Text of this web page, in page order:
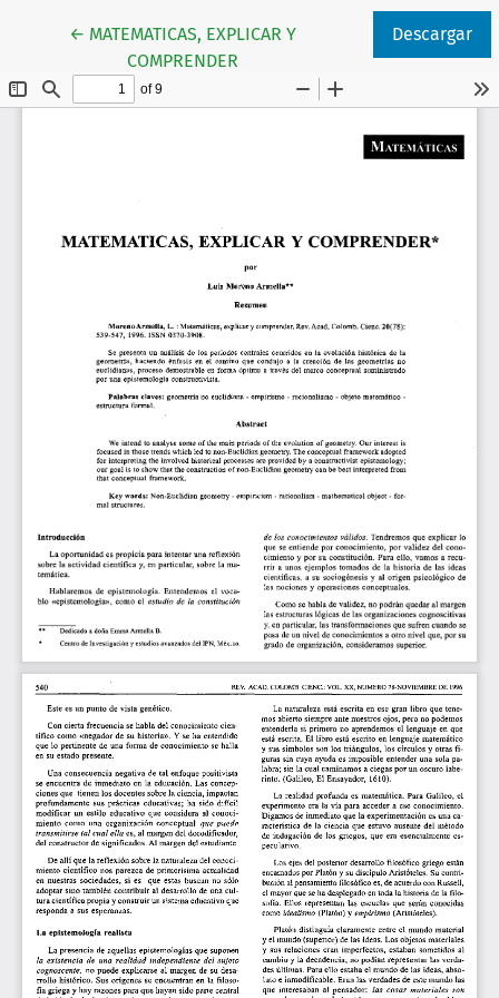
← Volver a los detalles del artículo
MATEMATICAS, EXPLICAR Y
COMPRENDER
Descargar